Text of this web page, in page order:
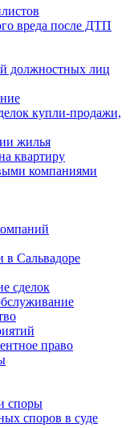
вреда после ДТП
должностных лиц
купли-продажи,
жилья
квартиру
компаниями
в Сальвадоре
сделок
право
споры
споров в суде